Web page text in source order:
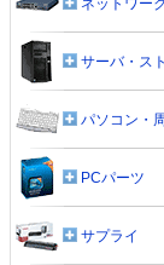
ネットワーク
サーバ・ス
パソコン・
PCパーツ
サプライ